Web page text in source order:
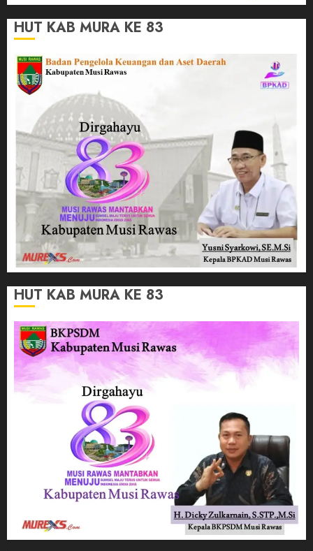
HUT KAB MURA KE 83
HUT KAB MURA KE 83